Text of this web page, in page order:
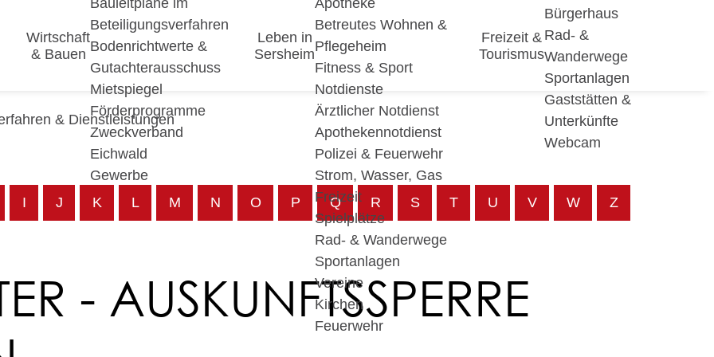
Wirtschaft
& Bauen
Beteiligungsverfahren
Bodenrichtwerte &
Gutachterausschuss
Mietspiegel
Förderprogramme
Zweckverband
Eichwald
Gewerbe
Leben in
Sersheim
Betreutes Wohnen &
Pflegeheim
Fitness & Sport
Notdienste
Ärztlicher Notdienst
Apothekennotdienst
Polizei & Feuerwehr
Strom, Wasser, Gas
Freizeit
Spielplätze
Rad- & Wanderwege
Sportanlagen
Vereine
Kirchen
Feuerwehr
Freizeit &
Tourismus
Bürgerhaus
Rad- &
Wanderwege
Sportanlagen
Gaststätten &
Unterkünfte
Webcam
& Dienstleistungen
I J K L M N O P Q R S T U V W Z
- AUSKUNFTSSPERRE